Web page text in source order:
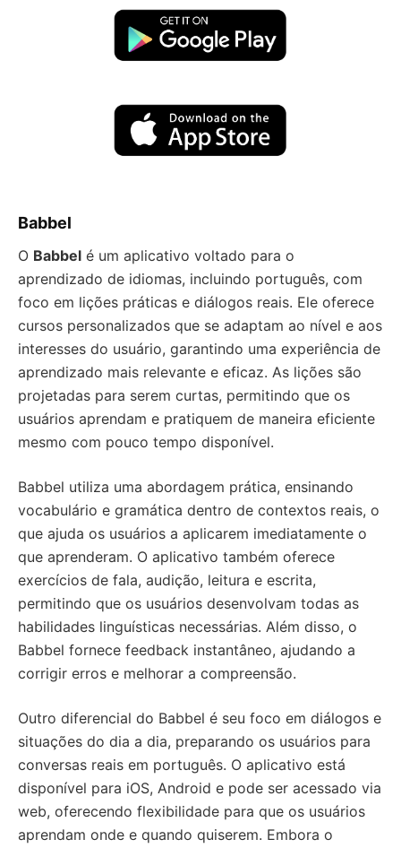
Babbel
O Babbel é um aplicativo voltado para o
aprendizado de idiomas, incluindo português, com
foco em lições práticas e diálogos reais. Ele oferece
cursos personalizados que se adaptam ao nível e aos
interesses do usuário, garantindo uma experiência de
aprendizado mais relevante e eficaz. As lições são
projetadas para serem curtas, permitindo que os
usuários aprendam e pratiquem de maneira eficiente
mesmo com pouco tempo disponível.
Babbel utiliza uma abordagem prática, ensinando
vocabulário e gramática dentro de contextos reais, o
que ajuda os usuários a aplicarem imediatamente o
que aprenderam. O aplicativo também oferece
exercícios de fala, audição, leitura e escrita,
permitindo que os usuários desenvolvam todas as
habilidades linguísticas necessárias. Além disso, o
Babbel fornece feedback instantâneo, ajudando a
corrigir erros e melhorar a compreensão.
Outro diferencial do Babbel é seu foco em diálogos e
situações do dia a dia, preparando os usuários para
conversas reais em português. O aplicativo está
disponível para iOS, Android e pode ser acessado via
web, oferecendo flexibilidade para que os usuários
aprendam onde e quando quiserem. Embora o